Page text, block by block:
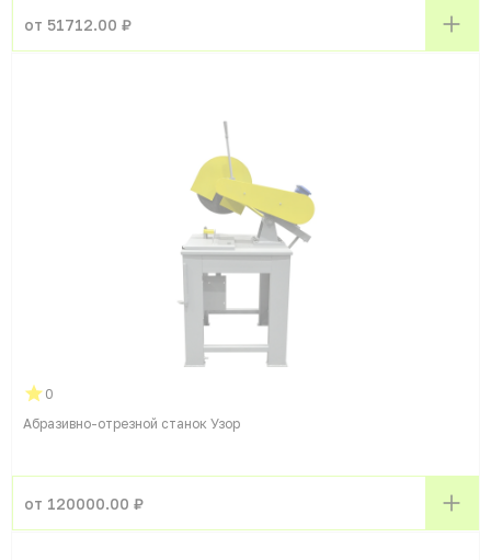
от 51712.00 ₽
0
Абразивно-отрезной станок Узор
от 120000.00 ₽